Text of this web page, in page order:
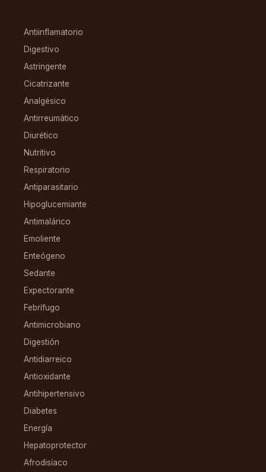
Antiinflamatorio
Digestivo
Astringente
Cicatrizante
Analgésico
Antirreumático
Diurético
Nutritivo
Respiratorio
Antiparasitario
Hipoglucemiante
Antimalárico
Emoliente
Enteógeno
Sedante
Expectorante
Febrífugo
Antimicrobiano
Digestión
Antidiarreico
Antioxidante
Antihipertensivo
Diabetes
Energía
Hepatoprotector
Afrodisíaco